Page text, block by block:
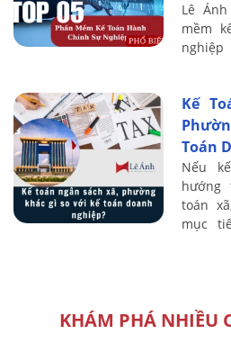
Lê
mềm
sánh
Kế Toán Ngân Sách Xã,
Toán
Nếu
toán
mục
KHÁM PHÁ NHIỀU